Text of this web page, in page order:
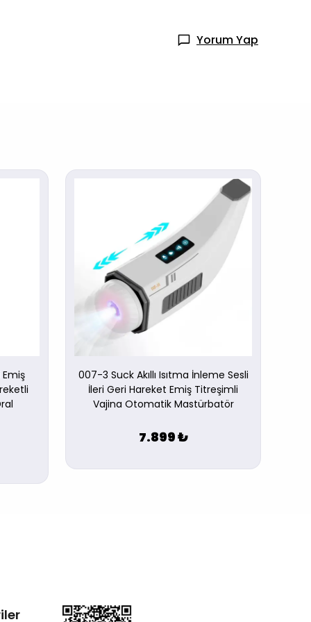
Yorum Yap
007-3 Suck Akıllı Isıtma İnleme Sesli
İleri Geri Hareket Emiş Titreşimli
Vajina Otomatik Mastürbatör
7.899 ₺